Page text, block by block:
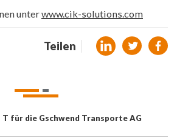
unterwww.cik-solutions.com
Teilen
für die Gschwend Transporte AG